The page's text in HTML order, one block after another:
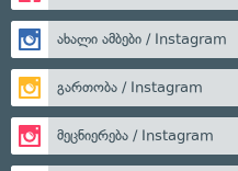
ახალი ამბები / Instagram
გართობა / Instagram
მეცნიერება / Instagram